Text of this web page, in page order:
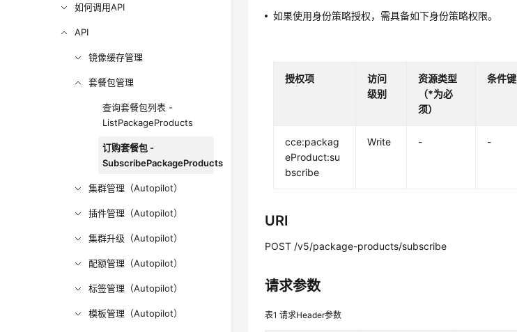
如何调用API
API
镜像缓存管理
套餐包管理
查询套餐包列表 -
ListPackageProducts
订购套餐包 -
SubscribePackageProducts
集群管理（Autopilot）
插件管理（Autopilot）
集群升级（Autopilot）
配额管理（Autopilot）
标签管理（Autopilot）
模板管理（Autopilot）
如果使用身份策略授权，需具备如下身份策略权限。
授权项
访问
级别
资源类型
（*为必
须）
条件键
cce:packag
eProduct:su
bscribe
Write - -
URI
POST /v5/package-products/subscribe
请求参数
表1请求Header参数